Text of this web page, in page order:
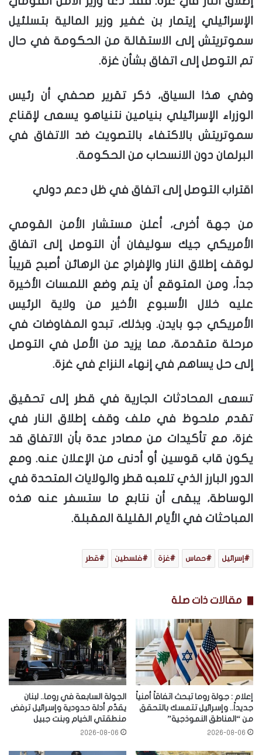
الإسرائيلي إيتمار بن غفير وزير المالية بتسلئيل
سموتريتش إلى الاستقالة من الحكومة في حال
تم التوصل إلى اتفاق بشأن غزة.
وفي هذا السياق، ذكر تقرير صحفي أن رئيس
الوزراء الإسرائيلي بنيامين نتنياهو يسعى لإقناع
سموتريتش بالاكتفاء بالتصويت ضد الاتفاق في
البرلمان دون الانسحاب من الحكومة.
اقتراب التوصل إلى اتفاق في ظل دعم دولي
من جهة أخرى، أعلن مستشار الأمن القومي
الأمريكي جيك سوليفان أن التوصل إلى اتفاق
لوقف إطلاق النار والإفراج عن الرهائن أصبح قريباً
جداً، ومن المتوقع أن يتم وضع اللمسات الأخيرة
عليه خلال الأسبوع الأخير من ولاية الرئيس
الأمريكي جو بايدن. وبذلك، تبدو المفاوضات في
مرحلة متقدمة، مما يزيد من الأمل في التوصل
إلى حل يساهم في إنهاء النزاع في غزة.
تسعى المحادثات الجارية في قطر إلى تحقيق
تقدم ملحوظ في ملف وقف إطلاق النار في
غزة، مع تأكيدات من مصادر عدة بأن الاتفاق قد
يكون قاب قوسين أو أدنى من الإعلان عنه. ومع
الدور البارز الذي تلعبه قطر والولايات المتحدة في
الوساطة، يبقى أن نتابع ما ستسفر عنه هذه
المباحثات في الأيام القليلة المقبلة.
إسرائيل حماس غزة فلسطين قطر
مقالات ذات صلة
إعلام : جولة روما تبحث اتفاقاً أمنياً
جديداً.. وإسرائيل تتمسك بالتحقق
من “المناطق النموذجية”
2026-08-06
الجولة السابعة في روما.. لبنان
يقدّم أدلة حدودية وإسرائيل ترفض
منطقتي الخيام وبنت جبيل
2026-08-06